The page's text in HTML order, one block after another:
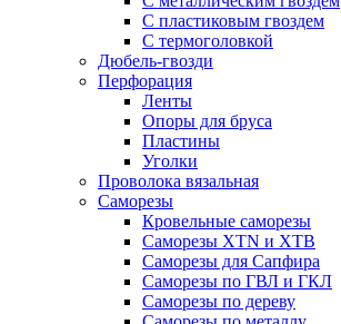
С пластиковым гвоздем
С термоголовкой
Дюбель-гвозди
Перфорация
Ленты
Опоры для бруса
Пластины
Уголки
Проволока вязальная
Саморезы
Кровельные саморезы
Саморезы XTN и ХTB
Саморезы для Сапфира
Саморезы по ГВЛ и ГКЛ
Саморезы по дереву